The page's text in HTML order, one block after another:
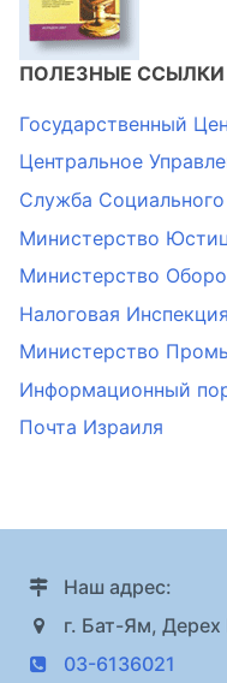
ПОЛЕЗНЫЕ ССЫЛКИ
Государственный
Центральное
Служба
Министерство
Министерство
Налоговая Инспекция
Министерство
Информационный
Почта Израиля
Наш адрес:
г. Бат-Ям,
03-6136021